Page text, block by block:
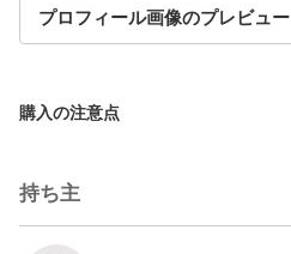
プロフィール画像のプレビュー
購入の注意点
持ち主